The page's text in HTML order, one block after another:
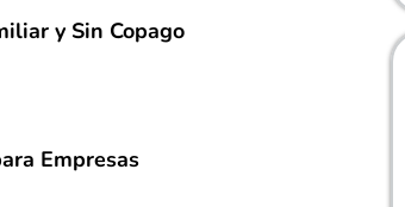
y Sin Copago
Empresas